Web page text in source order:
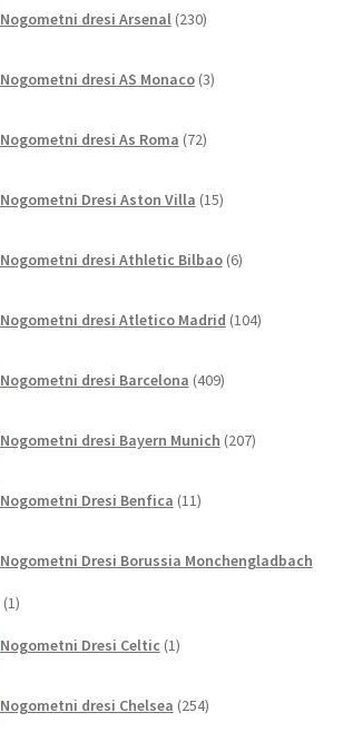
Nogometni dresi Arsenal 230izdelkov
Nogometni dresi AS Monaco 3izdelki
Nogometni dresi As Roma 72izdelkov
Nogometni Dresi Aston Villa 15izdelkov
Nogometni dresi Athletic Bilbao 6izdelkov
Nogometni dresi Atletico Madrid 104izdelki
Nogometni dresi Barcelona 409izdelkov
Nogometni dresi Bayern Munich 207izdelkov
Nogometni Dresi Benfica 11izdelkov
Nogometni Dresi Borussia Monchengladbach
11
Nogometni Dresi Celtic 1izdelek
Nogometni dresi Chelsea 254izdelkov